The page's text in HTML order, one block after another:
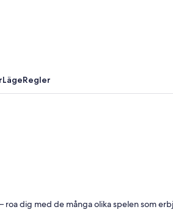
LägeRegler
roa dig med de många olika spelen som